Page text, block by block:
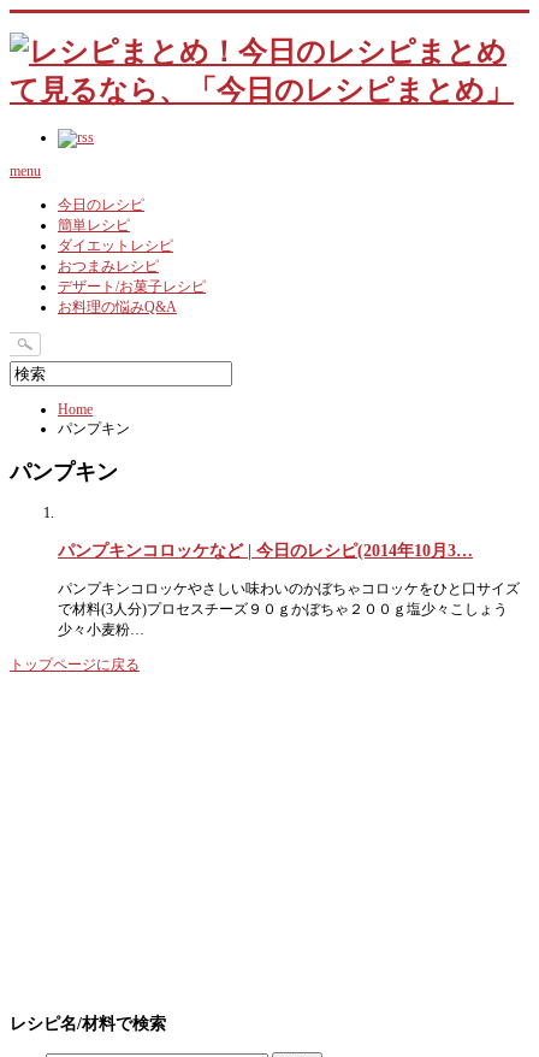
menu
今日のレシピ
簡単レシピ
ダイエットレシピ
おつまみレシピ
デザート/お菓子レシピ
お料理の悩みQ&A
Home
パンプキン
パンプキン
パンプキンコロッケなど | 今日のレシピ(2014年10月3…
パンプキンコロッケやさしい味わいのかぼちゃコロッケをひと口サイズ
で材料(3人分)プロセスチーズ９０ｇかぼちゃ２００ｇ塩少々こしょう
少々小麦粉…
トップページに戻る
レシピ名/材料で検索